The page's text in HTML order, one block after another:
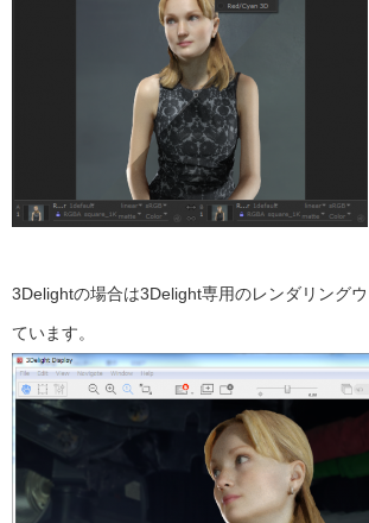
3Delightの場合は3Delight専用のレンダリング
ています。